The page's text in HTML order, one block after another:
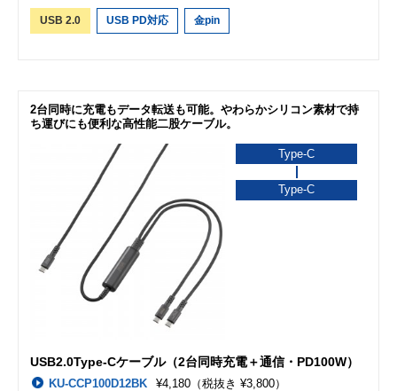
USB 2.0 USB PD対応 金pin
2台同時に充電もデータ転送も可能。やわらかシリコン素材で持
ち運びにも便利な高性能二股ケーブル。
Type-C
Type-C
USB2.0Type-Cケーブル（2台同時充電＋通信・PD100W）
KU-CCP100D12BK ¥4,180 （税抜き ¥3,800）